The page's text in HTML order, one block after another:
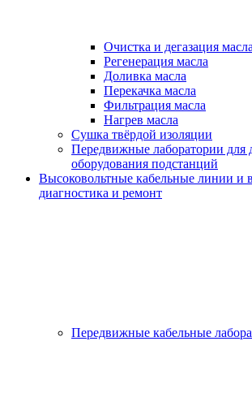
Очистка и дегазация масла
Регенерация масла
Доливка масла
Перекачка масла
Фильтрация масла
Нагрев масла
Сушка твёрдой изоляции
Передвижные лаборатории для
оборудования подстанций
Высоковольтные кабельные линии
диагностика и ремонт
Передвижные кабельные